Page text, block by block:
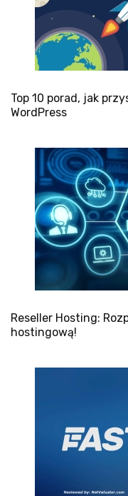
Top 10 porad, jak
WordPress
Reseller Hosting:
hostingową!